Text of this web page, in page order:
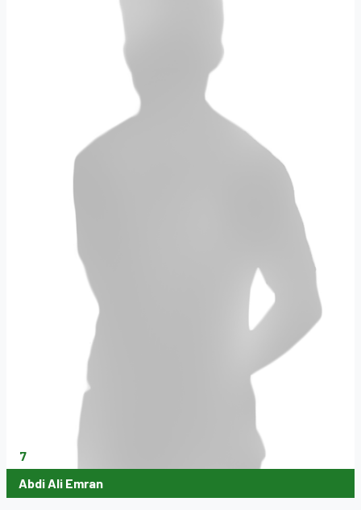
7
Abdi Ali Emran